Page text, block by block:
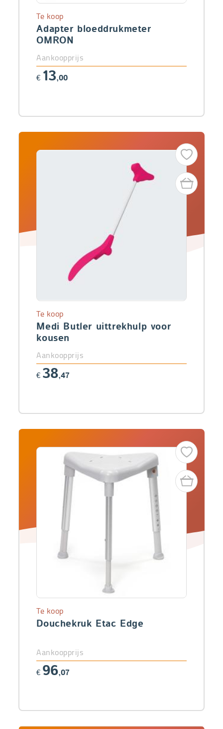
Adapter bloeddrukmeter
OMRON
Te koop
Aankoopprijs
€ 13,00
Medi Butler uittrekhulp voor
kousen
Te koop
Aankoopprijs
€ 38,47
Douchekruk Etac Edge
Te koop
Aankoopprijs
€ 96,07